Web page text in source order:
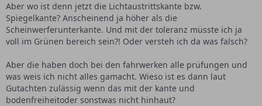
Aber wo ist denn jetzt die Lichtaustrittskante bzw.
Spiegelkante? Anscheinend ja höher als die
Scheinwerferunterkante. Und mit der toleranz müsste ich ja
voll im Grünen bereich sein?! Oder versteh ich da was falsch?
Aber die haben doch bei den fahrwerken alle prüfungen und
was weis ich nicht alles gamacht. Wieso ist es dann laut
Gutachten zulässig wenn das mit der kante und
bodenfreiheitoder sonstwas nicht hinhaut?